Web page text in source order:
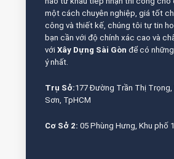
một cách chuyên nghiệp, giá tốt
công và thiết kế, chúng tôi tự tin
bạn cần với độ chính xác cao và
với Xây Dựng Sài Gòn để có
ý nhất.
Trụ Sở:177 Đường Trần Thị Trọng,
Sơn, TpHCM
Cơ Sở 2: 05 Phùng Hưng, Khu phố